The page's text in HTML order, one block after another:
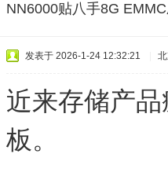
NN6000贴八手8G
发表于 2026-1-24 12:32:21
近来存储产
板。